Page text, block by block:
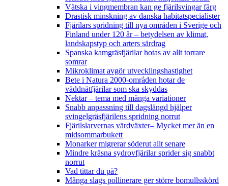
Vätska i vingmembran kan ge fjärilsvingar färg
Drastisk minskning av danska habitatspecialister
Fjärilars spridning till nya områden i Sverige och
Finland under 120 år– betydelsen av klimat,
landskapstyp och arters särdrag
Spanska kamgräsfjärilar hotas av allt torrare
somrar
Mikroklimat avgör utvecklingshastighet
Bete i Natura 2000-områden hotar de
väddnätfjärilar som ska skyddas
Nektar – tema med många variationer
Snabb anpassning till dagslängd hjälper
svingelgräsfjärilens spridning norrut
Fjärilslarvernas värdväxter– Mycket mer än en
midsommarbukett
Monarker migrerar söderut allt senare
Mindre kräsna sydrovfjärilar sprider sig snabbt
norrut
Vad tittar du på?
Många slags pollinerare ger större bomullsskörd